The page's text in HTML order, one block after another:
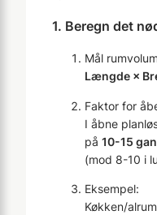
1. Beregn det
Mål
Længde ×
Faktor for
I åbne
på 10-15
(mod 8-10 i
Eksempel:
Køkken/